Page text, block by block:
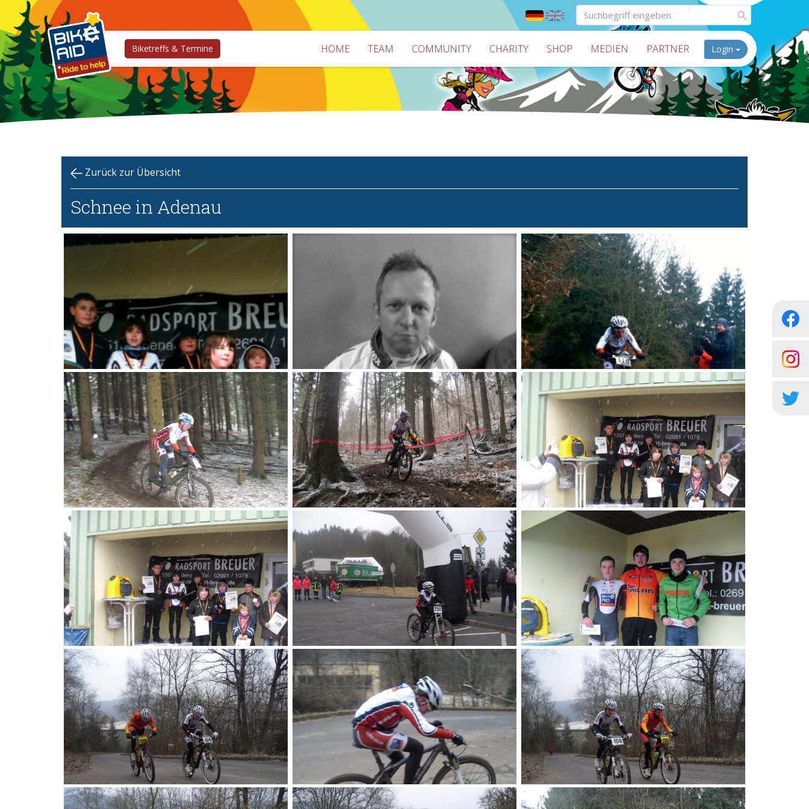
Biketreffs & Termine HOME TEAM COMMUNITY CHARITY SHOP MEDIEN PARTNER Login
Zurück zur Übersicht
Schnee in Adenau